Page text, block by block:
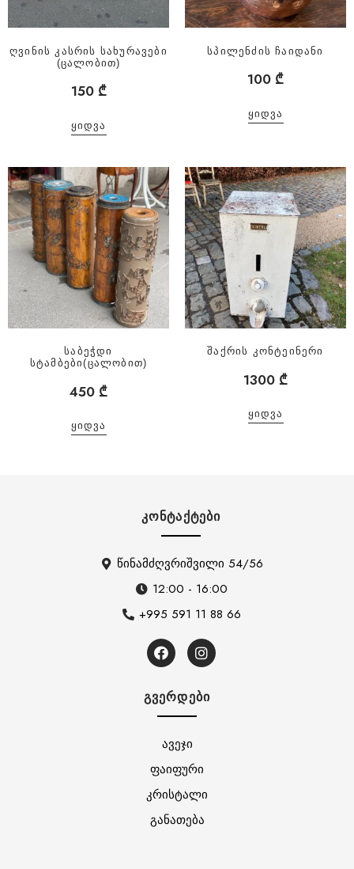
ღვინის კასრის სახურავები
(ცალობით)
150 ₾
ᲧᲘᲓᲕᲐ
სპილენძის ჩაიდანი
100 ₾
ᲧᲘᲓᲕᲐ
საბეჭდი
სტამბები(ცალობით)
450 ₾
ᲧᲘᲓᲕᲐ
შაქრის კონტეინერი
1300 ₾
ᲧᲘᲓᲕᲐ
ᲙᲝᲜᲢᲐᲥᲢᲔᲑᲘ
წინამძღვრიშვილი 54/56
12:00 - 16:00
+995 591 11 88 66
ᲒᲕᲔᲠᲓᲔᲑᲘ
ავეჯი
ფაიფური
კრისტალი
განათება